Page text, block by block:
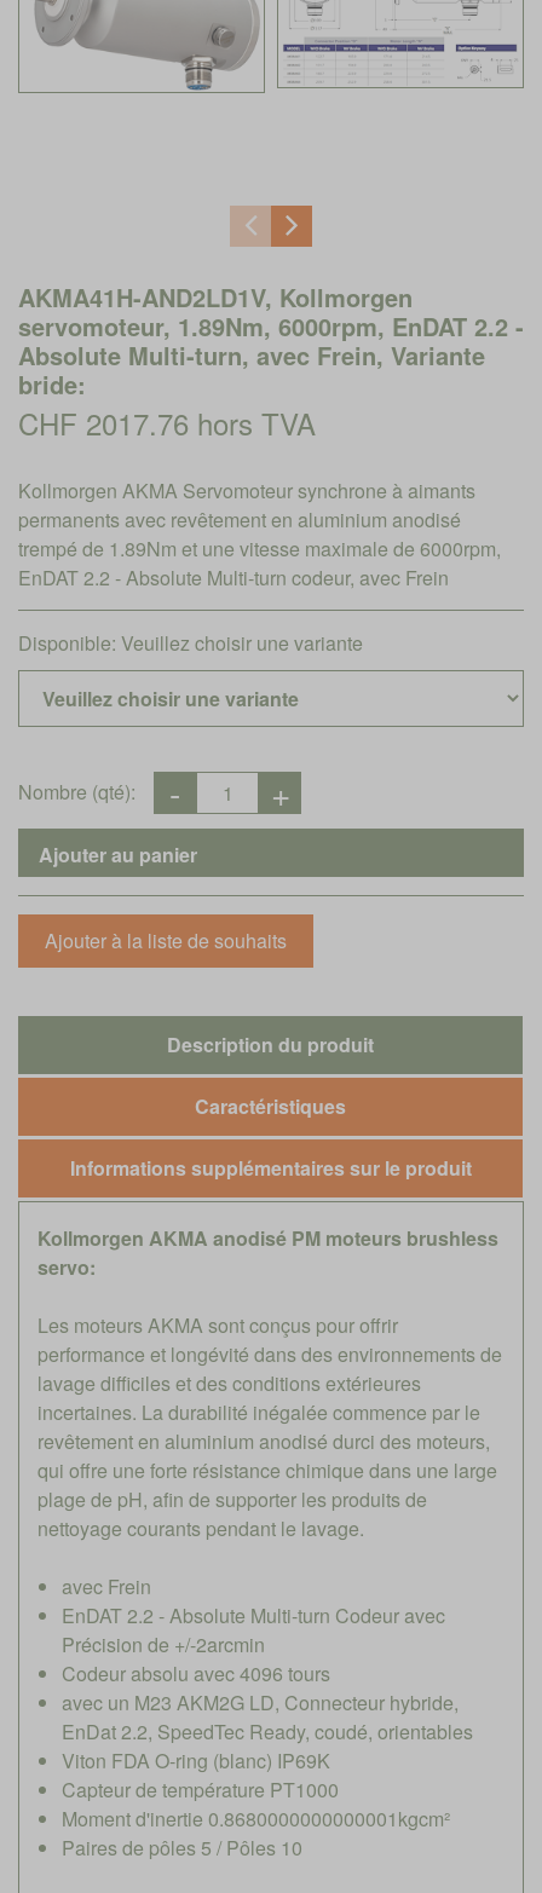
AKMA41H-AND2LD1V, Kollmorgen
servomoteur, 1.89Nm, 6000rpm, EnDAT 2.2 -
Absolute Multi-turn, avec Frein, Variante
bride:
CHF 2017.76 hors TVA
Kollmorgen AKMA Servomoteur synchrone à aimants
permanents avec revêtement en aluminium anodisé
trempé de 1.89Nm et une vitesse maximale de 6000rpm,
EnDAT 2.2 - Absolute Multi-turn codeur, avec Frein
Disponible: Veuillez choisir une variante
Nombre (qté):
Description du produit
Caractéristiques
Informations supplémentaires sur le produit
Kollmorgen AKMA anodisé PM moteurs brushless
servo:
Les moteurs AKMA sont conçus pour offrir
performance et longévité dans des environnements de
lavage difficiles et des conditions extérieures
incertaines. La durabilité inégalée commence par le
revêtement en aluminium anodisé durci des moteurs,
qui offre une forte résistance chimique dans une large
plage de pH, afin de supporter les produits de
nettoyage courants pendant le lavage.
avec Frein
EnDAT 2.2 - Absolute Multi-turn Codeur avec
Précision de +/-2arcmin
Codeur absolu avec 4096 tours
avec un M23 AKM2G LD, Connecteur hybride,
EnDat 2.2, SpeedTec Ready, coudé, orientables
Viton FDA O-ring (blanc) IP69K
Capteur de température PT1000
Moment d'inertie 0.8680000000000001kgcm²
Paires de pôles 5 / Pôles 10